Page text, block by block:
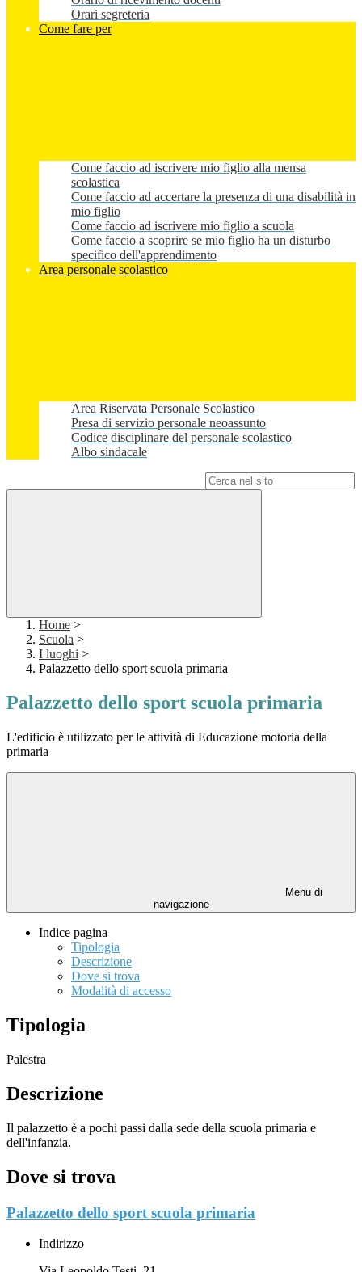
Orari segreteria
Come fare per
Come faccio ad iscrivere mio figlio alla mensa
scolastica
Come faccio ad accertare la presenza di una disabilità in
mio figlio
Come faccio ad iscrivere mio figlio a scuola
Come faccio a scoprire se mio figlio ha un disturbo
specifico dell'apprendimento
Area personale scolastico
Area Riservata Personale Scolastico
Presa di servizio personale neoassunto
Codice disciplinare del personale scolastico
Albo sindacale
Home >
Scuola >
I luoghi >
Palazzetto dello sport scuola primaria
Palazzetto dello sport scuola primaria
L'edificio è utilizzato per le attività di Educazione motoria della
primaria
Menu di
navigazione
Indice pagina
Tipologia
Descrizione
Dove si trova
Modalità di accesso
Tipologia
Palestra
Descrizione
Il palazzetto è a pochi passi dalla sede della scuola primaria e
dell'infanzia.
Dove si trova
Palazzetto dello sport scuola primaria
Indirizzo